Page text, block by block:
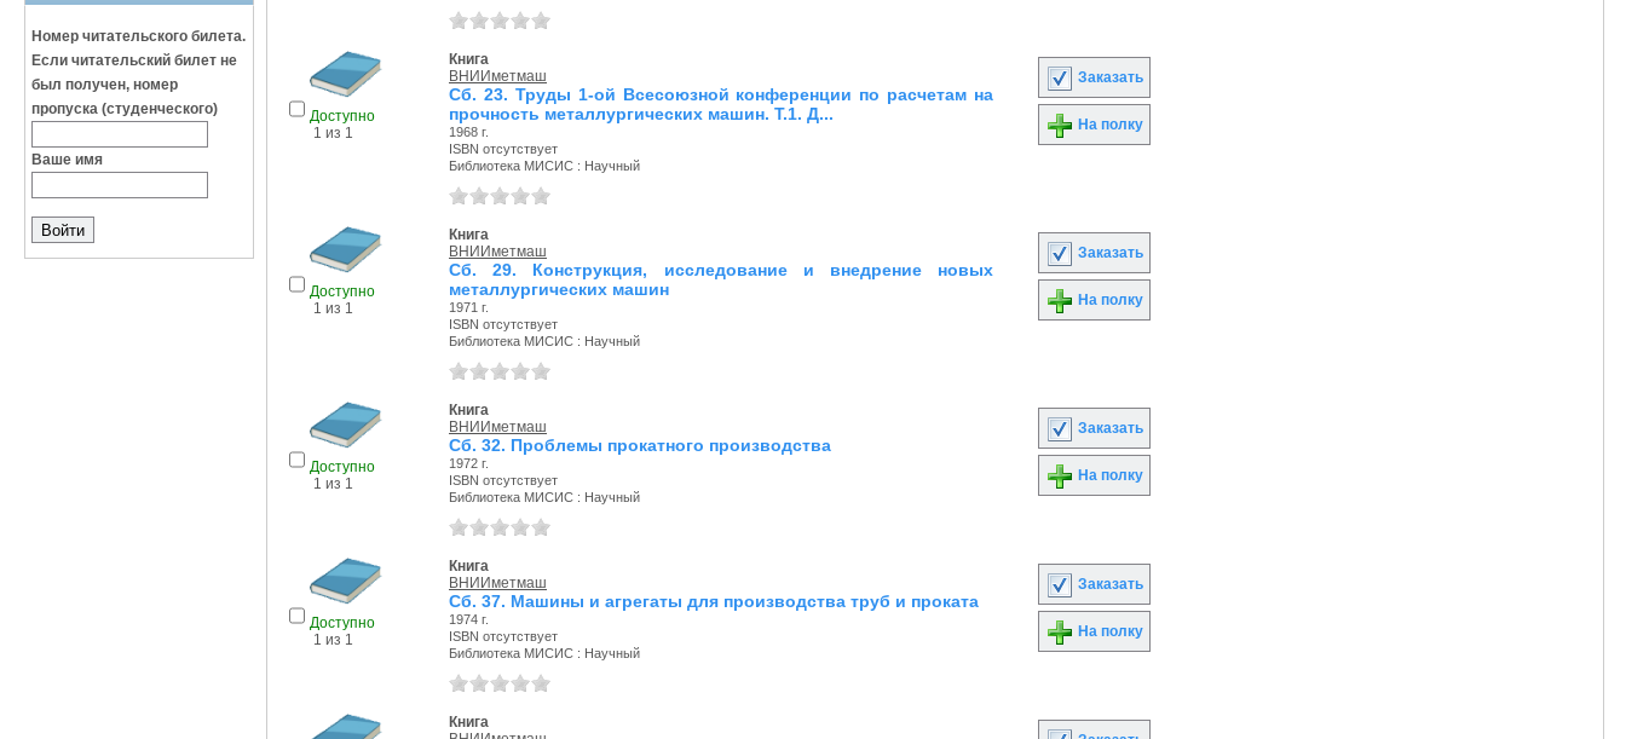
Номер читательского билета.
Если читательский билет не
был получен, номер
пропуска (студенческого)
Ваше имя
Доступно
1 из 1
Книга
ВНИИметмаш
Сб. 23. Труды 1-ой Всесоюзной конференции по расчетам на
прочность металлургических машин. Т.1. Д...
1968 г.
ISBN отсутствует
Библиотека МИСИС : Научный
Заказать
На полку
Доступно
1 из 1
Книга
ВНИИметмаш
Сб. 29. Конструкция, исследование и внедрение новых
металлургических машин
1971 г.
ISBN отсутствует
Библиотека МИСИС : Научный
Заказать
На полку
Доступно
1 из 1
Книга
ВНИИметмаш
Сб. 32. Проблемы прокатного производства
1972 г.
ISBN отсутствует
Библиотека МИСИС : Научный
Заказать
На полку
Доступно
1 из 1
Книга
ВНИИметмаш
Сб. 37. Машины и агрегаты для производства труб и проката
1974 г.
ISBN отсутствует
Библиотека МИСИС : Научный
Заказать
На полку
Книга